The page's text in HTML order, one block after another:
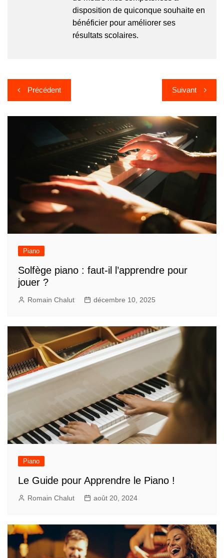
disposition de quiconque souhaite en
bénéficier pour améliorer ses
résultats scolaires.
Navigation
de
l’article
Précédent Suivant
Piano
Solfège piano : faut-il l’apprendre pour
jouer ?
Romain Chalut décembre 10, 2025
Piano
Le Guide pour Apprendre le Piano !
Romain Chalut août 20, 2024